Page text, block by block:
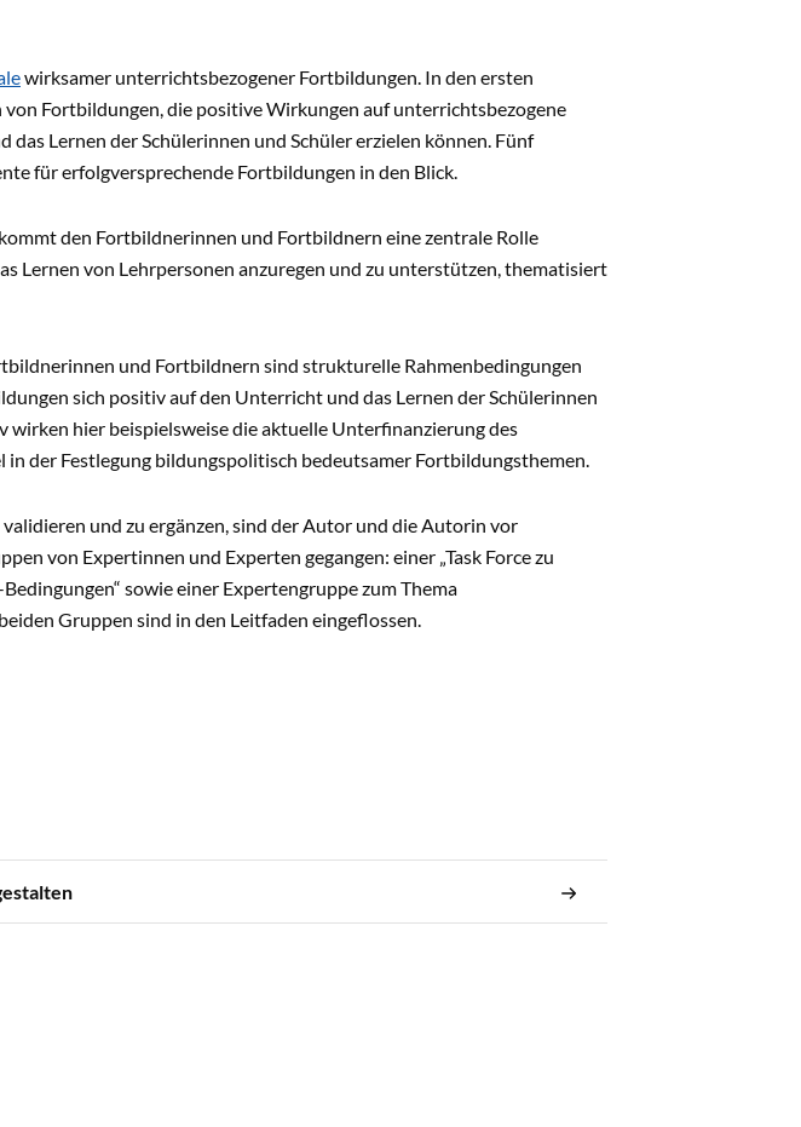
wirksamer unterrichtsbezogener Fortbildungen. In den ersten
Fortbildungen, die positive Wirkungen auf unterrichtsbezogene
Lernen der Schülerinnen und Schüler erzielen können. Fünf
für erfolgversprechende Fortbildungen in den Blick.
den Fortbildnerinnen und Fortbildnern eine zentrale Rolle
Lernen von Lehrpersonen anzuregen und zu unterstützen, thematisiert
und Fortbildnern sind strukturelle Rahmenbedingungen
sich positiv auf den Unterricht und das Lernen der Schülerinnen
hier beispielsweise die aktuelle Unterfinanzierung des
der Festlegung bildungspolitisch bedeutsamer Fortbildungsthemen.
und zu ergänzen, sind der Autor und die Autorin vor
von Expertinnen und Experten gegangen: einer „Task Force zu
sowie einer Expertengruppe zum Thema
Gruppen sind in den Leitfaden eingeflossen.